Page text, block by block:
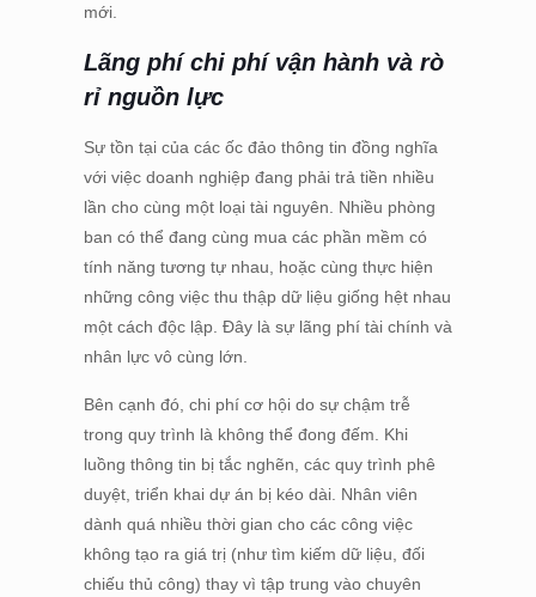
mới.
Lãng phí chi phí vận hành và rò
rỉ nguồn lực
Sự tồn tại của các ốc đảo thông tin đồng nghĩa
với việc doanh nghiệp đang phải trả tiền nhiều
lần cho cùng một loại tài nguyên. Nhiều phòng
ban có thể đang cùng mua các phần mềm có
tính năng tương tự nhau, hoặc cùng thực hiện
những công việc thu thập dữ liệu giống hệt nhau
một cách độc lập. Đây là sự lãng phí tài chính và
nhân lực vô cùng lớn.
Bên cạnh đó, chi phí cơ hội do sự chậm trễ
trong quy trình là không thể đong đếm. Khi
luồng thông tin bị tắc nghẽn, các quy trình phê
duyệt, triển khai dự án bị kéo dài. Nhân viên
dành quá nhiều thời gian cho các công việc
không tạo ra giá trị (như tìm kiếm dữ liệu, đối
chiếu thủ công) thay vì tập trung vào chuyên